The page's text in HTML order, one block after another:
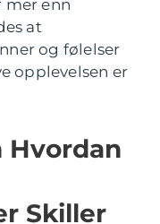
mer enn
at
og følelser
opplevelsen er
Hvordan
Skiller